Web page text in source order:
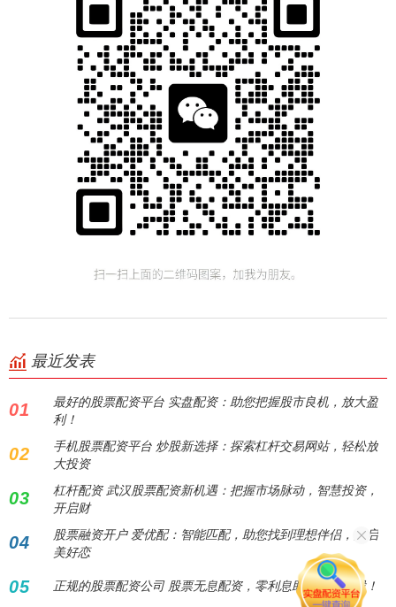
最近发表
01
最好的股票配资平台 实盘配资：助您把握股市良机，放大盈
利！
02
手机股票配资平台 炒股新选择：探索杠杆交易网站，轻松放
大投资
03
杠杆配资 武汉股票配资新机遇：把握市场脉动，智慧投资，
开启财
04
股票融资开户 爱优配：智能匹配，助您找到理想伴侣，开启
美好恋
05 正规的股票配资公司 股票无息配资，零利息助你轻松炒股！